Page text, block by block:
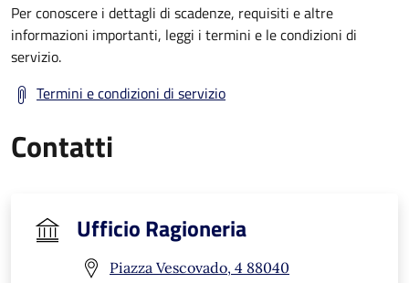
Per conoscere i dettagli di scadenze, requisiti e altre
informazioni importanti, leggi i termini e le condizioni di
servizio.
Termini e condizioni di servizio
Contatti
Ufficio Ragioneria
Piazza Vescovado, 4 88040